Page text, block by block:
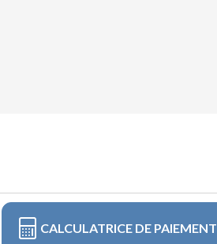
CALCULATRICE DE PAIEMENT